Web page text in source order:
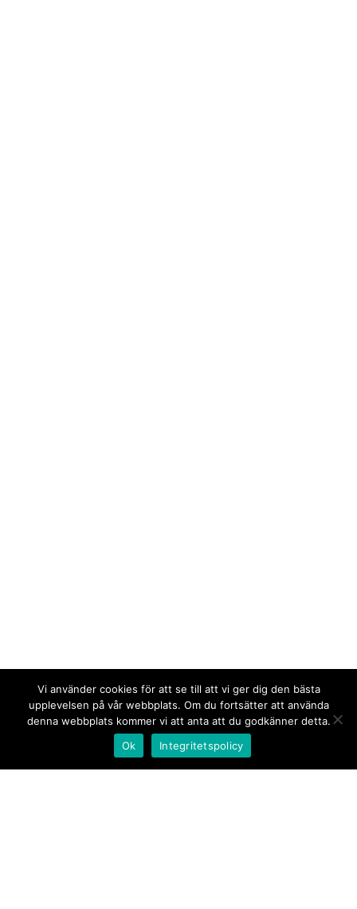
Vi använder cookies för att se till att vi ger dig den bästa
upplevelsen på vår webbplats. Om du fortsätter att använda
denna webbplats kommer vi att anta att du godkänner detta.
Ok
Integritetspolicy